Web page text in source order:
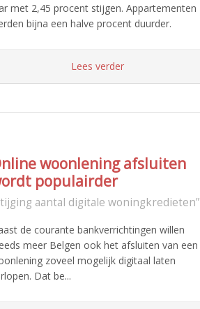
met 2,45 procent stijgen. Appartementen
bijna een halve procent duurder.
Lees verder
woonlening afsluiten
populairder
aantal digitale woningkredieten”
de courante bankverrichtingen willen
meer Belgen ook het afsluiten van een
zoveel mogelijk digitaal laten
Dat be...